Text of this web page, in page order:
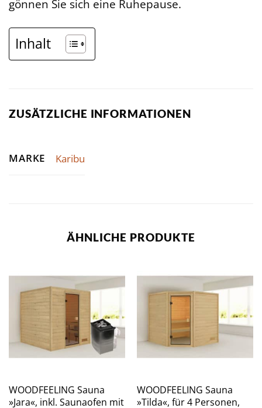
gönnen Sie sich eine Ruhepause.
Inhalt
ZUSÄTZLICHE INFORMATIONEN
MARKE Karibu
ÄHNLICHE PRODUKTE
WOODFEELING Sauna
»Jara«, inkl. Saunaofen mit
WOODFEELING Sauna
»Tilda«, für 4 Personen,